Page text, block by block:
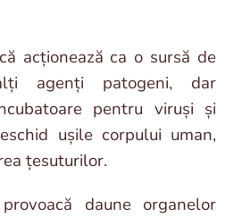
acționează ca o sursă de
agenți patogeni, dar
pentru viruși și
ușile corpului uman,
țesuturilor.
daune organelor